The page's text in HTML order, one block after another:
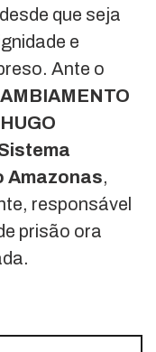
que seja
e
Ante o
Amazonas,
responsável
prisão ora